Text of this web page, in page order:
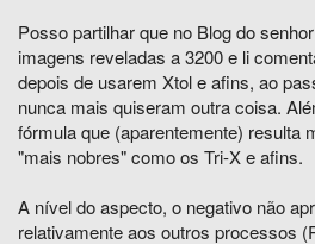
Posso partilhar que no Blog do
imagens reveladas a 3200 e li
depois de usarem Xtol e afins, ao
nunca mais quiseram outra coisa.
fórmula que (aparentemente) resulta
"mais nobres" como os Tri-X e afins.
A nível do aspecto, o negativo não
relativamente aos outros processos